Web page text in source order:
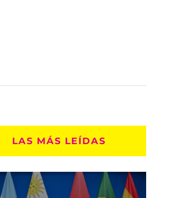
LAS MÁS LEÍDAS